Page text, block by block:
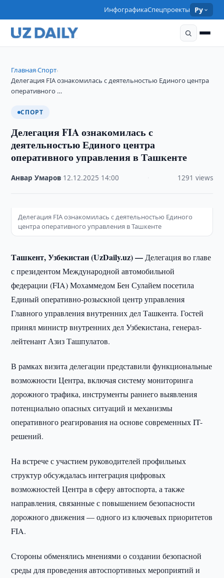
ИнфографикаСпецпроекты Ру
Главная›Спорт›
Делегация FIA ознакомилась с деятельностью Единого центра
оперативного …
СПОРТ
Делегация FIA ознакомилась с
деятельностью Единого центра
оперативного управления в Ташкенте
Анвар Умаров 12.12.2025 14:00 1291 views
Делегация FIA ознакомилась с деятельностью Единого
центра оперативного управления в Ташкенте
Ташкент, Узбекистан (UzDaily.uz) —Делегация во главе
с президентом Международной автомобильной
федерации (FIA) Мохаммедом Бен Сулайем посетила
Единый оперативно-розыскной центр управления
Главного управления внутренних дел Ташкента. Гостей
принял министр внутренних дел Узбекистана, генерал-
лейтенант Азиз Ташпулатов.
В рамках визита делегации представили функциональные
возможности Центра, включая систему мониторинга
дорожного трафика, инструменты раннего выявления
потенциально опасных ситуаций и механизмы
оперативного реагирования на основе современных IT-
решений.
На встрече с участием руководителей профильных
структур обсуждалась интеграция цифровых
возможностей Центра в сферу автоспорта, а также
направления, связанные с повышением безопасности
дорожного движения — одного из ключевых приоритетов
FIA.
Стороны обменялись мнениями о создании безопасной
среды для проведения автоспортивных мероприятий и